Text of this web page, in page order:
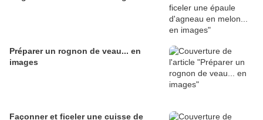
Préparer un rognon de veau... en
images
Façonner et ficeler une cuisse de